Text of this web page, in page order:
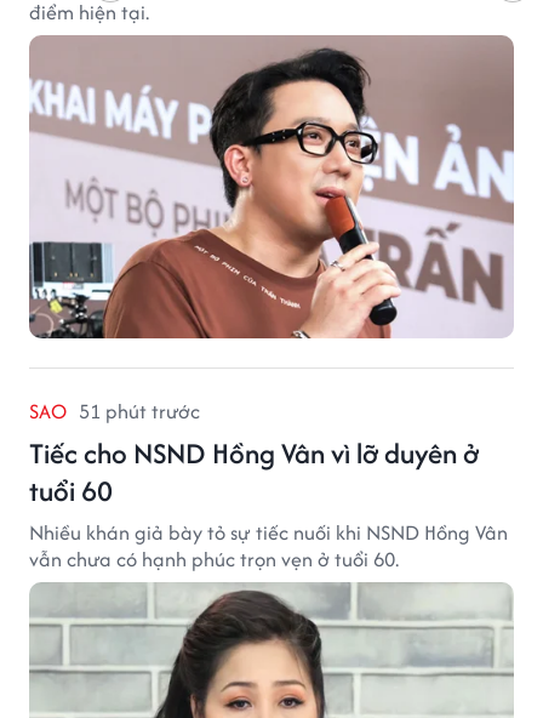
điểm hiện tại.
SAO 51 phút trước
Tiếc cho NSND Hồng Vân vì lỡ duyên ở
tuổi 60
Nhiều khán giả bày tỏ sự tiếc nuối khi NSND Hồng Vân
vẫn chưa có hạnh phúc trọn vẹn ở tuổi 60.